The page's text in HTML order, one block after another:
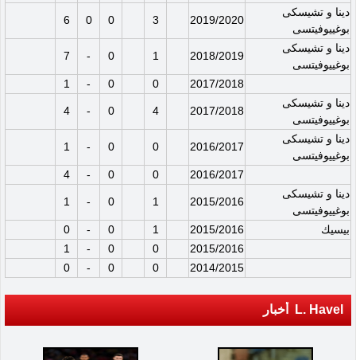
دينا و تشيسكى
بوغييوفيتسى
2019/2020
3
0
0
6
دينا و تشيسكى
بوغييوفيتسى
2018/2019
1
0
-
7
2017/2018
0
0
-
1
دينا و تشيسكى
بوغييوفيتسى
2017/2018
4
0
-
4
دينا و تشيسكى
بوغييوفيتسى
2016/2017
0
0
-
1
2016/2017
0
0
-
4
دينا و تشيسكى
بوغييوفيتسى
2015/2016
1
0
-
1
بيسيك 2015/2016
1
0
-
0
2015/2016
0
0
-
1
2014/2015
0
0
-
0
L. Havel أخبار